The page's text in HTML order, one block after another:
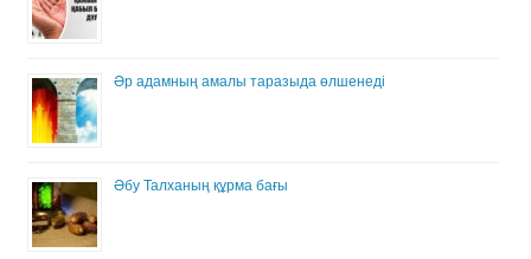
Әр адамның амалы таразыда өлшенеді
Әбу Талханың құрма бағы